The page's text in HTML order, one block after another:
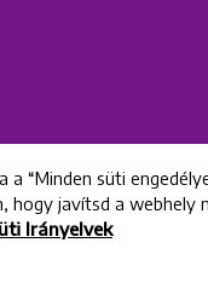
“Minden süti
hogy javítsd a
Irányelvek